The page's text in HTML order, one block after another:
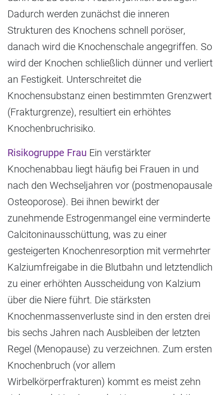
Dadurch werden zunächst die inneren
Strukturen des Knochens schnell poröser,
danach wird die Knochenschale angegriffen. So
wird der Knochen schließlich dünner und verliert
an Festigkeit. Unterschreitet die
Knochensubstanz einen bestimmten Grenzwert
(Frakturgrenze), resultiert ein erhöhtes
Knochenbruchrisiko.
Risikogruppe Frau Ein verstärkter
Knochenabbau liegt häufig bei Frauen in und
nach den Wechseljahren vor (postmenopausale
Osteoporose). Bei ihnen bewirkt der
zunehmende Estrogenmangel eine verminderte
Calcitoninausschüttung, was zu einer
gesteigerten Knochenresorption mit vermehrter
Kalziumfreigabe in die Blutbahn und letztendlich
zu einer erhöhten Ausscheidung von Kalzium
über die Niere führt. Die stärksten
Knochenmassenverluste sind in den ersten drei
bis sechs Jahren nach Ausbleiben der letzten
Regel (Menopause) zu verzeichnen. Zum ersten
Knochenbruch (vor allem
Wirbelkörperfrakturen) kommt es meist zehn